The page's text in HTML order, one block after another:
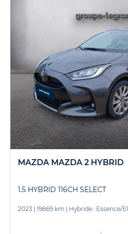
MAZDA MAZDA 2 HYBRID
1.5 HYBRID 116CH SELECT
2023 | 19869 km | Hybride : Essence/